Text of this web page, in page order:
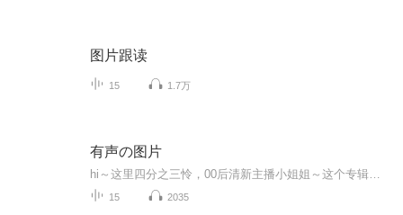
图片跟读
15 1.7万
有声の图片
15 2035